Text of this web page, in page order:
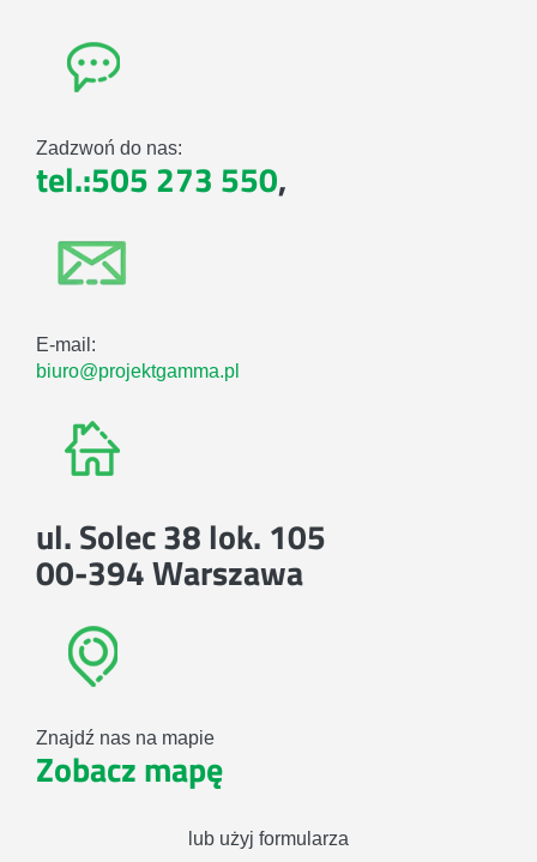
Zadzwoń do nas:
tel.:505 273 550,
E-mail:
biuro@projektgamma.pl
ul. Solec 38 lok. 105
00-394 Warszawa
Znajdź nas na mapie
Zobacz mapę
lub użyj formularza